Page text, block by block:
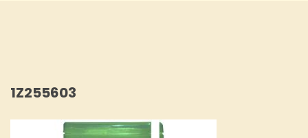
1Z255603